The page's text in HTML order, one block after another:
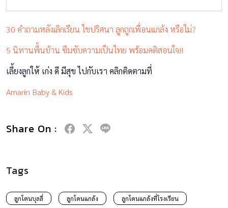
30 คำถามหลังเลิกเรียน ไขปริศนา ลูกถูกเพื่อนแกล้ง หรือไม่?
5 นิทานพื้นบ้าน ซึมซับความเป็นไทย พร้อมคติสอนใจ!!
เลี้ยงลูกให้ เก่ง ดี มีสุข ไปกับเรา คลิกติดตามที่
Amarin Baby & Kids
Share On :
Tags
ลูกโดนบุลลี่ ลูกโดนแกล้ง ลูกโดนแกล้งที่โรงเรียน